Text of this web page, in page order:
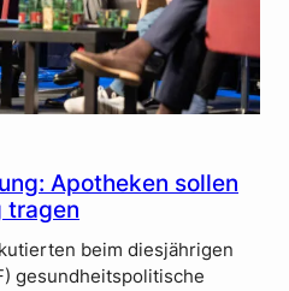
Apotheken sollen
tragen
beim diesjährigen
gesundheitspolitische